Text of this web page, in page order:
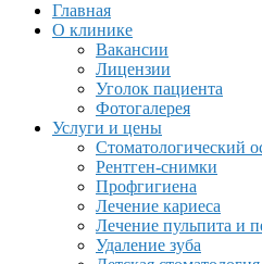
Главная
О клинике
Вакансии
Лицензии
Уголок пациента
Фотогалерея
Услуги и цены
Стоматологический
Рентген-снимки
Профгигиена
Лечение кариеса
Лечение пульпита и
Удаление зуба